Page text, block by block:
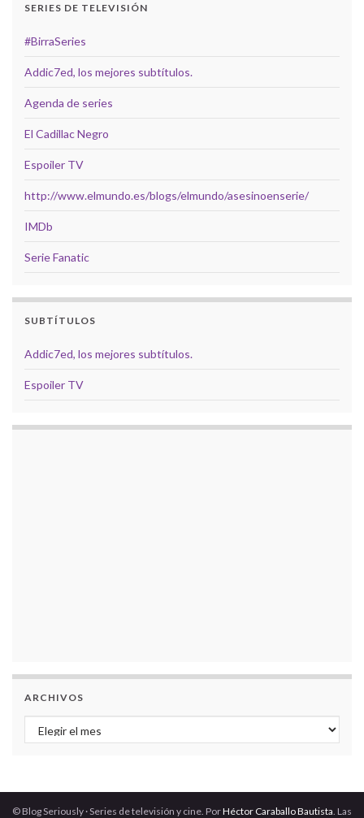
SERIES DE TELEVISIÓN
#BirraSeries
Addic7ed, los mejores subtítulos.
Agenda de series
El Cadillac Negro
Espoiler TV
http://www.elmundo.es/blogs/elmundo/asesinoenserie/
IMDb
Serie Fanatic
SUBTÍTULOS
Addic7ed, los mejores subtítulos.
Espoiler TV
ARCHIVOS
Archivos
© Blog Seriously · Series de televisión y cine. PorHéctor Caraballo Bautista . Las